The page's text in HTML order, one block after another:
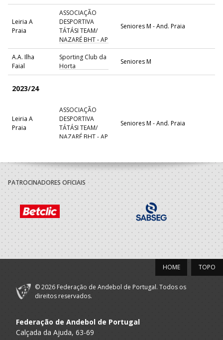
Leiria A
Praia
ASSOCIAÇÃO
DESPORTIVA
TÁTÁSI TEAM/
NAZARÉ BHT - AP
Seniores M - And. Praia
A.A. Ilha
Faial
Sporting Club da
Horta
Seniores M
2023/24
Leiria A
Praia
ASSOCIAÇÃO
DESPORTIVA
TÁTÁSI TEAM/
NAZARÉ BHT - AP
Seniores M - And. Praia
A.A. Leiria
Fuas Andebol
Clube
Seniores M
2022/23
Porto A
Praia
Ass.Desportiva
OSN - AP
Seniores M - And. Praia
A.A. Viseu
Academico Viseu
Futebol Clube
Seniores M
Porto A
Ass.Desportiva
Associacao
Desportiva
PATROCINADORES OFICIAIS
TOPO
HOME
© 2026 Federação de Andebol de Portugal. Todos os
direitos reservados.
Federação de Andebol de Portugal
Calçada da Ajuda, 63-69